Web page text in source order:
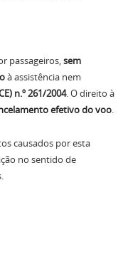
passageiros,sem
à assistência nem
n.º 261/2004. O direito à
efetivo do voo.
causados por esta
no sentido de